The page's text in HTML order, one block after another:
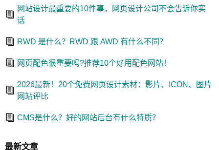
网站设计最重要的10件事，网页设计公司不会告诉你实
话
RWD 是什么？RWD 跟 AWD 有什么不同？
网页配色很重要吗?推荐10个好用配色网站！
2026最新！20个免费网页设计素材：影片、ICON、图片
网站评比
CMS是什么？好的网站后台有什么特质？
最新文章